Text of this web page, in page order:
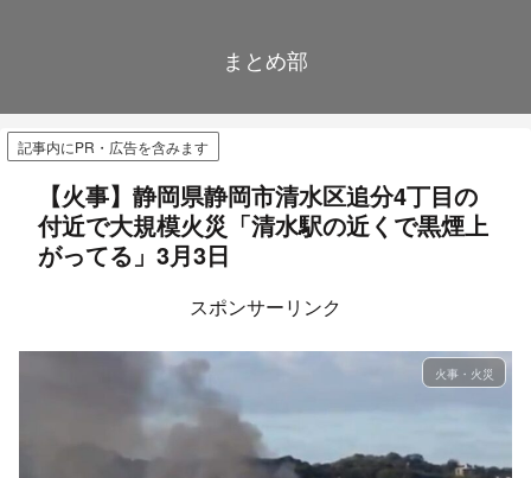
まとめ部
記事内にPR・広告を含みます
【火事】静岡県静岡市清水区追分4丁目の
付近で大規模火災「清水駅の近くで黒煙上
がってる」3月3日
スポンサーリンク
火事・火災